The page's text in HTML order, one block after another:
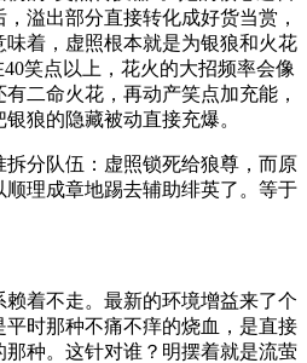
溢出部分直接转化成好货当赏，
着，虚照根本就是为银狼和火花
笑点以上，花火的大招频率会像
二命火花，再动产笑点加充能，
狼的隐藏被动直接充爆。
分队伍：虚照锁死给狼尊，而原
理成章地踢去辅助绯英了。等于
着不走。最新的环境增益来了个
时那种不痛不痒的烧血，是直接
那种。这针对谁？明摆着就是流萤